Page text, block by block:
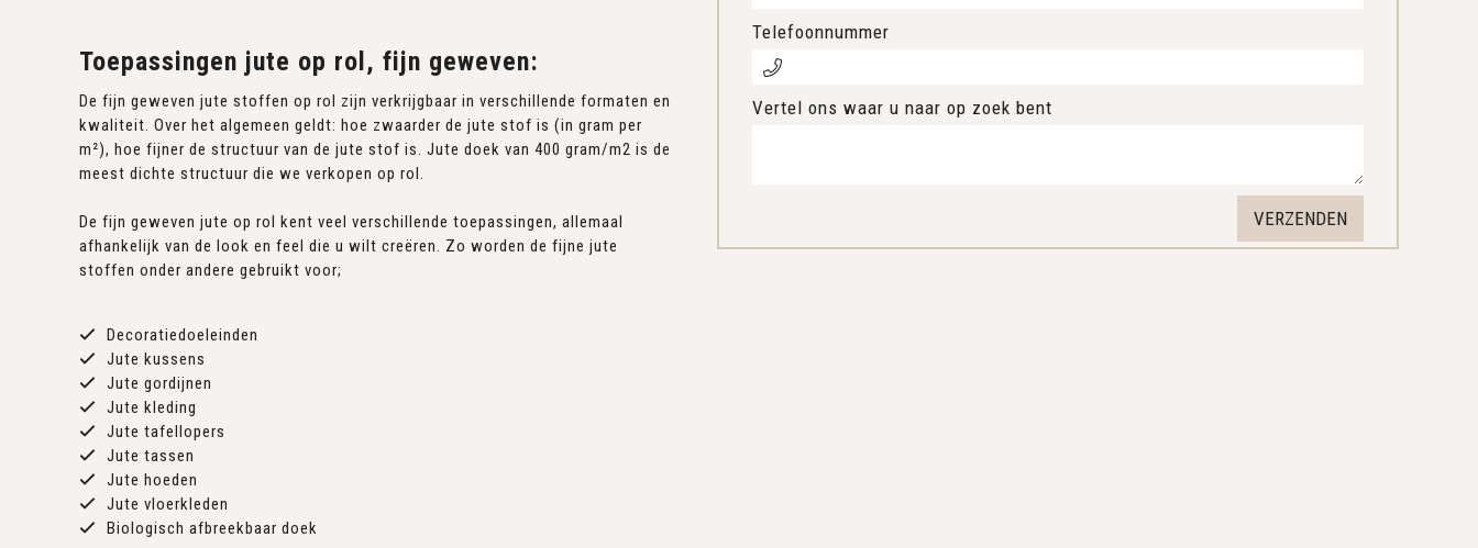
Toepassingen jute op rol, fijn geweven:
De fijn geweven jute stoffen op rol zijn verkrijgbaar in verschillende formaten en
kwaliteit. Over het algemeen geldt: hoe zwaarder de jute stof is (in gram per
m²), hoe fijner de structuur van de jute stof is. Jute doek van 400 gram/m2 is de
meest dichte structuur die we verkopen op rol.
De fijn geweven jute op rol kent veel verschillende toepassingen, allemaal
afhankelijk van de look en feel die u wilt creëren. Zo worden de fijne jute
stoffen onder andere gebruikt voor;
Decoratiedoeleinden
Jute kussens
Jute gordijnen
Jute kleding
Jute tafellopers
Jute tassen
Jute hoeden
Jute vloerkleden
Biologisch afbreekbaar doek
Telefoonnummer
Vertel ons waar u naar op zoek bent